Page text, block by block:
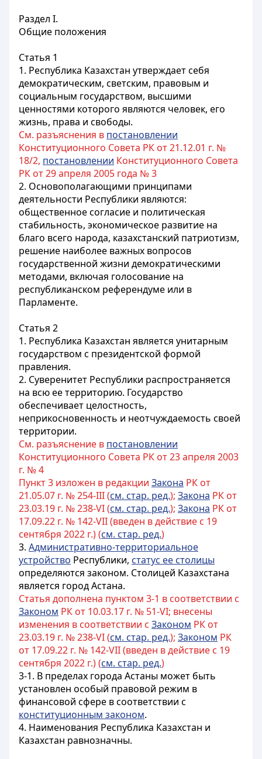
Раздел I.
Общие положения
Статья 1
1. Республика Казахстан утверждает себя
демократическим, светским, правовым и
социальным государством, высшими
ценностями которого являются человек, его
жизнь, права и свободы.
См. разъяснения в постановлении
Конституционного Совета РК от 21.12.01 г. №
18/2, постановлении Конституционного Совета
РК от 29 апреля 2005 года № 3
2. Основополагающими принципами
деятельности Республики являются:
общественное согласие и политическая
стабильность, экономическое развитие на
благо всего народа, казахстанский патриотизм,
решение наиболее важных вопросов
государственной жизни демократическими
методами, включая голосование на
республиканском референдуме или в
Парламенте.
Статья 2
1. Республика Казахстан является унитарным
государством с президентской формой
правления.
2. Суверенитет Республики распространяется
на всю ее территорию. Государство
обеспечивает целостность,
неприкосновенность и неотчуждаемость своей
территории.
См. разъяснение в постановлении
Конституционного Совета РК от 23 апреля 2003
г. № 4
Пункт 3 изложен в редакции Закона РК от
21.05.07 г. № 254-III (см. стар. ред.); Закона РК от
23.03.19 г. № 238-VI (см. стар. ред.); Закона РК от
17.09.22 г. № 142-VII (введен в действие с 19
сентября 2022 г.) (см. стар. ред.)
3. Административно-территориальное
устройство Республики, статус ее столицы
определяются законом. Столицей Казахстана
является город Астана.
Статья дополнена пунктом 3-1 в соответствии с
Законом РК от 10.03.17 г. № 51-VI; внесены
изменения в соответствии с Законом РК от
23.03.19 г. № 238-VI (см. стар. ред.); Законом РК
от 17.09.22 г. № 142-VII (введен в действие с 19
сентября 2022 г.) (см. стар. ред.)
3-1. В пределах города Астаны может быть
установлен особый правовой режим в
финансовой сфере в соответствии с
конституционным законом.
4. Наименования Республика Казахстан и
Казахстан равнозначны.